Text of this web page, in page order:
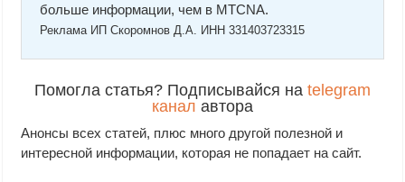
больше информации, чем в MTCNA.
Реклама ИП Скоромнов Д.А. ИНН 331403723315
Помогла статья? Подписывайся на telegram
канал автора
Анонсы всех статей, плюс много другой полезной и
интересной информации, которая не попадает на сайт.